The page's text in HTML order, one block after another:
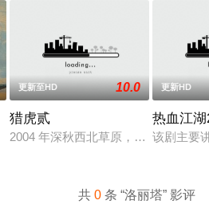
木他们毕业于同一所大学。他们和
更新至HD 10.0
猎虎贰
2004 年深秋西北草原，假交警截停
更新HD
热血江湖
该剧主要
共0 条 “洛丽塔” 影评